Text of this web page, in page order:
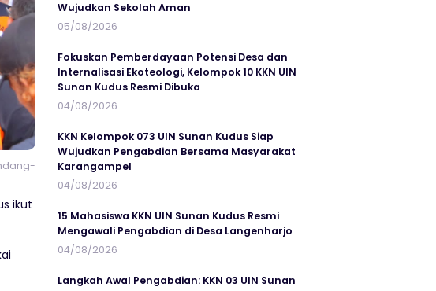
ikut
Wujudkan Sekolah Aman
05/08/2026
Fokuskan Pemberdayaan Potensi Desa dan
Internalisasi Ekoteologi, Kelompok 10 KKN UIN
Sunan Kudus Resmi Dibuka
04/08/2026
KKN Kelompok 073 UIN Sunan Kudus Siap
Wujudkan Pengabdian Bersama Masyarakat
Karangampel
04/08/2026
15 Mahasiswa KKN UIN Sunan Kudus Resmi
Mengawali Pengabdian di Desa Langenharjo
04/08/2026
Langkah Awal Pengabdian: KKN 03 UIN Sunan